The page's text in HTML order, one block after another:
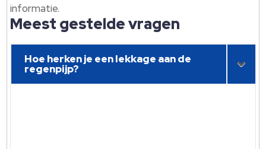
informatie.
Meest gestelde vragen
Hoe herken je een lekkage aan de
regenpijp?